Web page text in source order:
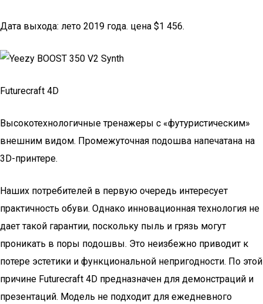
Дата выхода: лето 2019 года. цена $1 456.
Futurecraft 4D
Высокотехнологичные тренажеры с «футуристическим»
внешним видом. Промежуточная подошва напечатана на
3D-принтере.
Наших потребителей в первую очередь интересует
практичность обуви. Однако инновационная технология не
дает такой гарантии, поскольку пыль и грязь могут
проникать в поры подошвы. Это неизбежно приводит к
потере эстетики и функциональной непригодности. По этой
причине Futurecraft 4D предназначен для демонстраций и
презентаций. Модель не подходит для ежедневного